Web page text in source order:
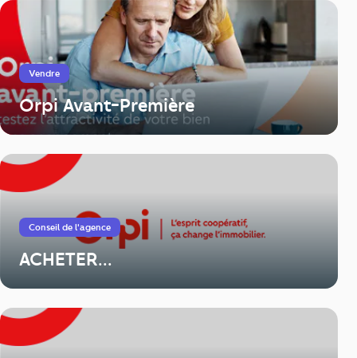
Vendre
Orpi Avant-Première
Conseil de l'agence
ACHETER...